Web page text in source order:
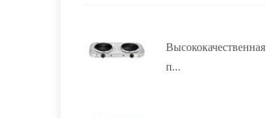
Высококачественная
п...